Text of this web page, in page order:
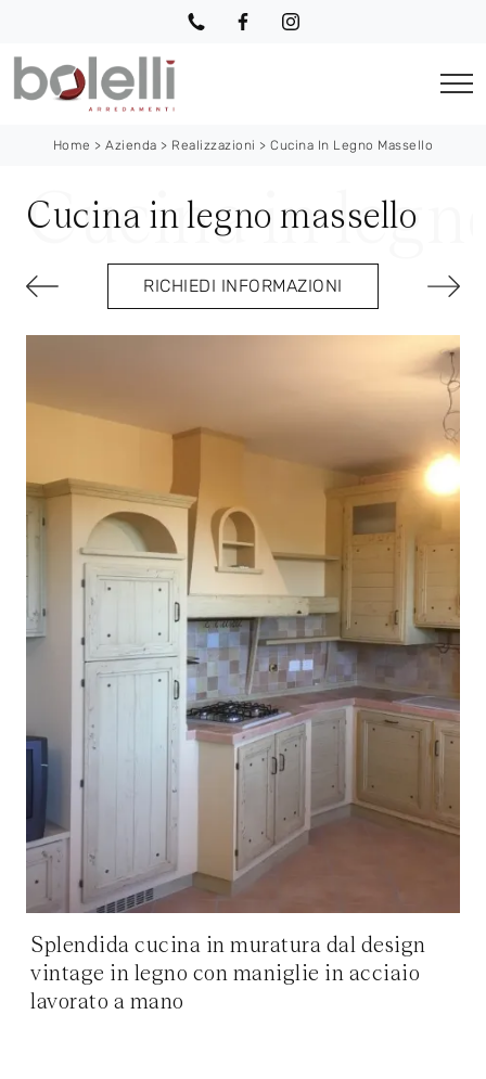
Home >Azienda > Realizzazioni >Cucina In Legno Massello
Cucina in legno massello
RICHIEDI INFORMAZIONI
Splendida cucina in muratura dal design
vintage in legno con maniglie in acciaio
lavorato a mano